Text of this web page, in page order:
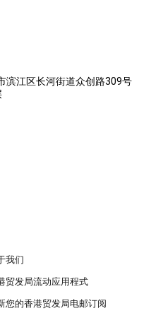
滨江区长河街道众创路309号
我们
贸发局流动应用程式
您的香港贸发局电邮订阅